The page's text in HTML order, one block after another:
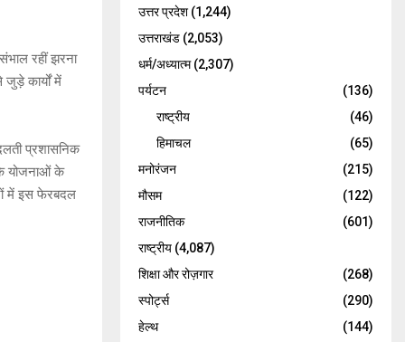
रहीं झरना
कार्यों में
प्रशासनिक
योजनाओं के
में इस फेरबदल
उत्तर प्रदेश(1,244)
उत्तराखंड (2,053)
धर्म/अध्यात्म(2,307)
पर्यटन
(136)
राष्ट्रीय
(46)
हिमाचल
(65)
मनोरंजन
(215)
मौसम
(122)
राजनीतिक
(601)
राष्ट्रीय (4,087)
शिक्षा और रोज़गार
(268)
स्पोर्ट्स
(290)
हेल्थ
(144)